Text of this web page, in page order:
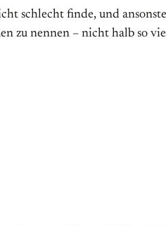
schlecht finde, und
zu nennen – nicht halb so